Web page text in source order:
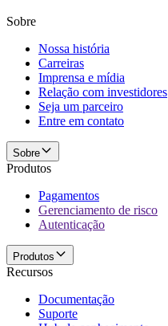
Sobre
Nossa história
Carreiras
Imprensa e mídia
Relação com investidores
Seja um parceiro
Entre em contato
Sobre
Produtos
Pagamentos
Gerenciamento de risco
Autenticação
Produtos
Recursos
Documentação
Suporte